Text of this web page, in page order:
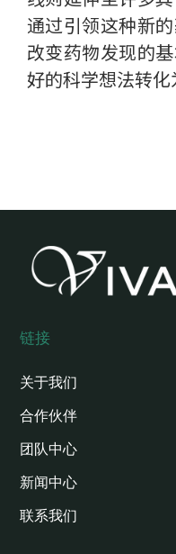
通过引领这种新
改变药物发现的
好的科学想法转化
链接
关于我们
合作伙伴
团队中心
新闻中心
联系我们